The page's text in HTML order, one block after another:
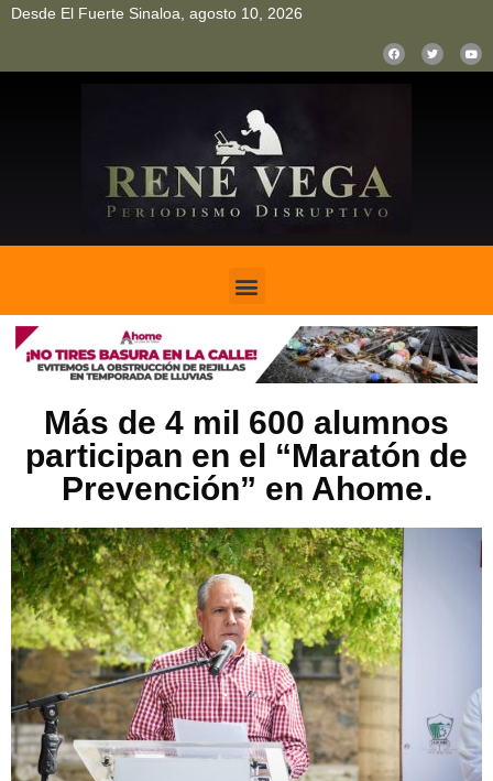
Desde El Fuerte Sinaloa, agosto 10, 2026
Más de 4 mil 600 alumnos
participan en el “Maratón de
Prevención” en Ahome.